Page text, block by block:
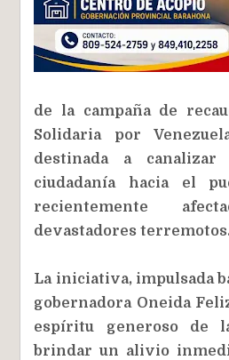
de la campaña de
Solidaria por
destinada a
ciudadanía hacia el
recientemente
devastadores
La iniciativa, impulsada
gobernadora Oneida
espíritu generoso de
brindar un alivio